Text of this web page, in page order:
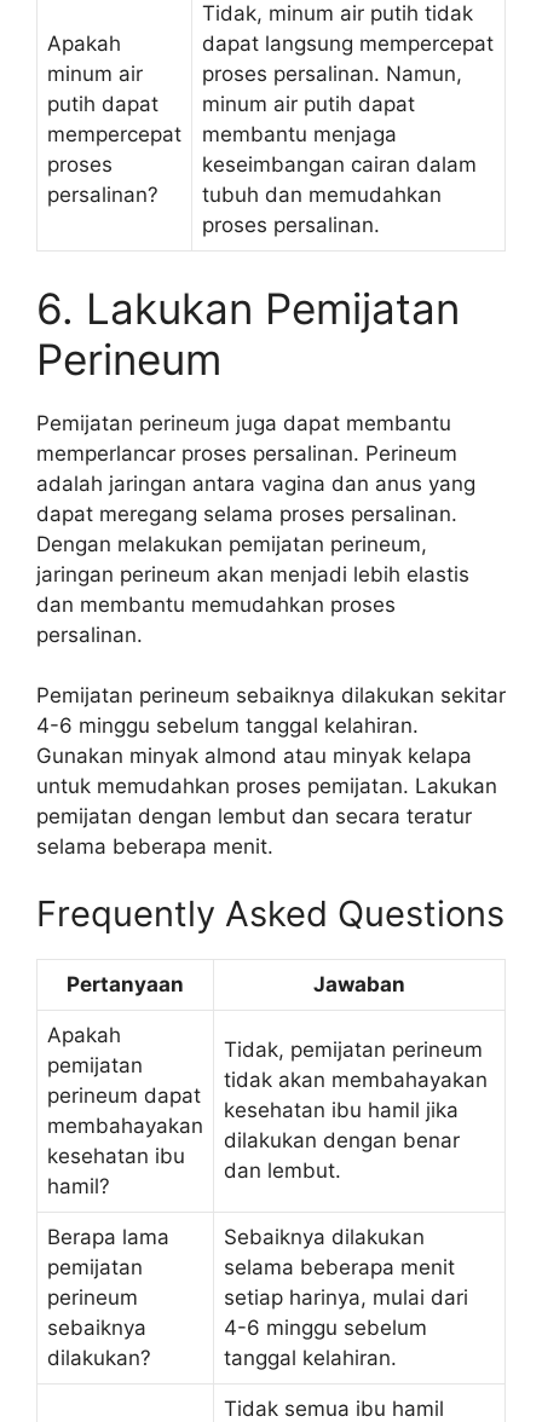
Apakah
minum air
putih dapat
mempercepat
proses
persalinan?
Tidak, minum air putih tidak
dapat langsung mempercepat
proses persalinan. Namun,
minum air putih dapat
membantu menjaga
keseimbangan cairan dalam
tubuh dan memudahkan
proses persalinan.
6. Lakukan Pemijatan
Perineum
Pemijatan perineum juga dapat membantu
memperlancar proses persalinan. Perineum
adalah jaringan antara vagina dan anus yang
dapat meregang selama proses persalinan.
Dengan melakukan pemijatan perineum,
jaringan perineum akan menjadi lebih elastis
dan membantu memudahkan proses
persalinan.
Pemijatan perineum sebaiknya dilakukan sekitar
4-6 minggu sebelum tanggal kelahiran.
Gunakan minyak almond atau minyak kelapa
untuk memudahkan proses pemijatan. Lakukan
pemijatan dengan lembut dan secara teratur
selama beberapa menit.
Frequently Asked Questions
Pertanyaan Jawaban
Apakah
pemijatan
perineum dapat
membahayakan
kesehatan ibu
hamil?
Tidak, pemijatan perineum
tidak akan membahayakan
kesehatan ibu hamil jika
dilakukan dengan benar
dan lembut.
Berapa lama
pemijatan
perineum
sebaiknya
dilakukan?
Sebaiknya dilakukan
selama beberapa menit
setiap harinya, mulai dari
4-6 minggu sebelum
tanggal kelahiran.
Tidak semua ibu hamil